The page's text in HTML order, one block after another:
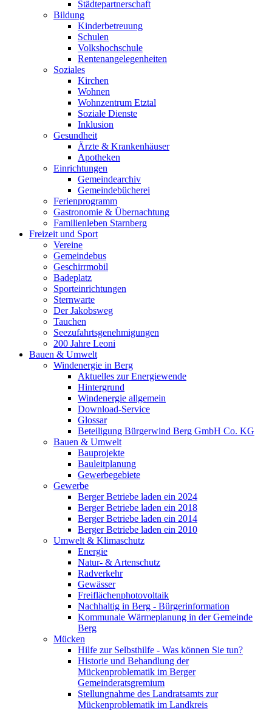
Städtepartnerschaft
Bildung
Kinderbetreuung
Schulen
Volkshochschule
Rentenangelegenheiten
Soziales
Kirchen
Wohnen
Wohnzentrum Etztal
Soziale Dienste
Inklusion
Gesundheit
Ärzte & Krankenhäuser
Apotheken
Einrichtungen
Gemeindearchiv
Gemeindebücherei
Ferienprogramm
Gastronomie & Übernachtung
Familienleben Starnberg
Freizeit und Sport
Vereine
Gemeindebus
Geschirrmobil
Badeplatz
Sporteinrichtungen
Sternwarte
Der Jakobsweg
Tauchen
Seezufahrtsgenehmigungen
200 Jahre Leoni
Bauen & Umwelt
Windenergie in Berg
Aktuelles zur Energiewende
Hintergrund
Windenergie allgemein
Download-Service
Glossar
Beteiligung Bürgerwind Berg GmbH Co. KG
Bauen & Umwelt
Bauprojekte
Bauleitplanung
Gewerbegebiete
Gewerbe
Berger Betriebe laden ein 2024
Berger Betriebe laden ein 2018
Berger Betriebe laden ein 2014
Berger Betriebe laden ein 2010
Umwelt & Klimaschutz
Energie
Natur- & Artenschutz
Radverkehr
Gewässer
Freiflächenphotovoltaik
Nachhaltig in Berg - Bürgerinformation
Kommunale Wärmeplanung in der Gemeinde
Berg
Mücken
Hilfe zur Selbsthilfe - Was können Sie tun?
Historie und Behandlung der
Mückenproblematik im Berger
Gemeinderatsgremium
Stellungnahme des Landratsamts zur
Mückenproblematik im Landkreis